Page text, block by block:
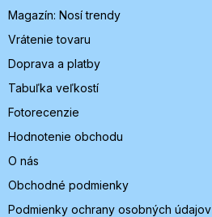
eMagazín: Nosí trendy
Vrátenie tovaru
Doprava a platby
Tabuľka veľkostí
Fotorecenzie
Hodnotenie obchodu
O nás
Obchodné podmienky
Podmienky ochrany osobných údajov